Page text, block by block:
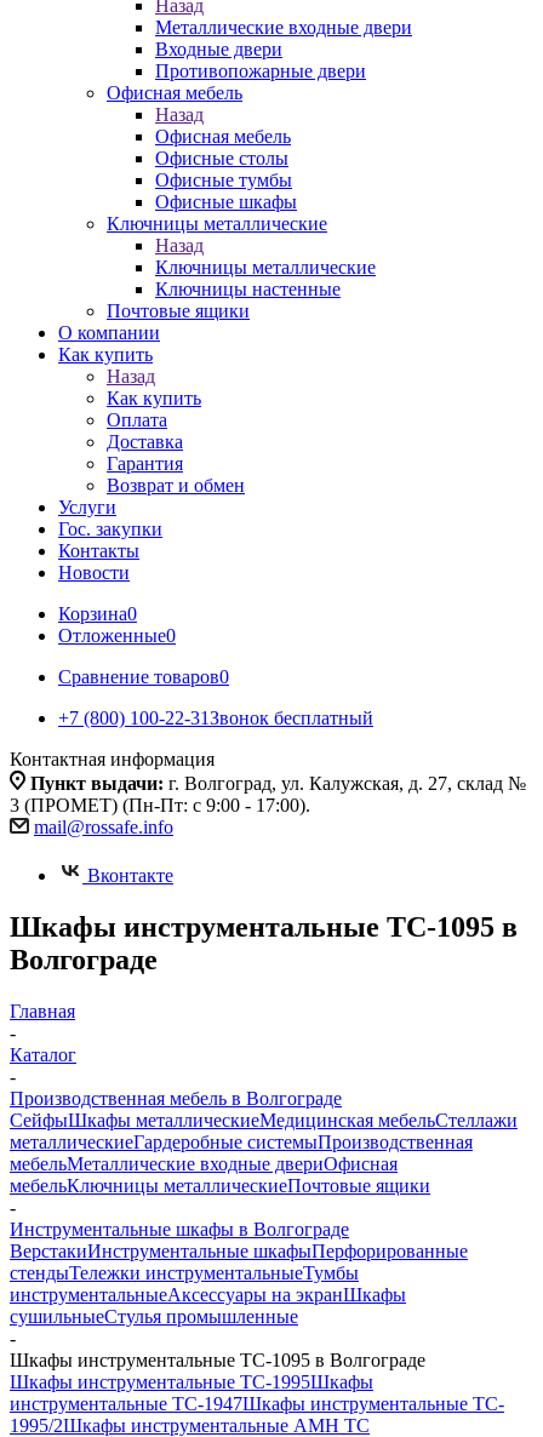
Назад
Металлические входные двери
Входные двери
Противопожарные двери
Офисная мебель
Назад
Офисная мебель
Офисные столы
Офисные тумбы
Офисные шкафы
Ключницы металлические
Назад
Ключницы металлические
Ключницы настенные
Почтовые ящики
О компании
Как купить
Назад
Как купить
Оплата
Доставка
Гарантия
Возврат и обмен
Услуги
Гос. закупки
Контакты
Новости
Корзина0
Отложенные0
Сравнение товаров0
+7 (800) 100-22-31Звонок бесплатный
Контактная информация
Пункт выдачи: г. Волгоград, ул. Калужская, д. 27, склад №
3 (ПРОМЕТ) (Пн-Пт: с 9:00 - 17:00).
mail@rossafe.info
Вконтакте
Шкафы инструментальные TC-1095 в
Волгограде
Главная
-
Каталог
-
Производственная мебель в Волгограде
СейфыШкафы металлическиеМедицинская мебельСтеллажи
металлическиеГардеробные системыПроизводственная
мебельМеталлические входные двериОфисная
мебельКлючницы металлическиеПочтовые ящики
-
Инструментальные шкафы в Волгограде
ВерстакиИнструментальные шкафыПерфорированные
стендыТележки инструментальныеТумбы
инструментальныеАксессуары на экранШкафы
сушильныеСтулья промышленные
-
Шкафы инструментальные TC-1095 в Волгограде
Шкафы инструментальные TC-1995Шкафы
инструментальные TC-1947Шкафы инструментальные TC-
1995/2Шкафы инструментальные AMH TC